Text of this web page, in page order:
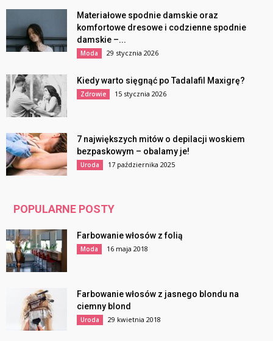
Materiałowe spodnie damskie oraz
komfortowe dresowe i codzienne spodnie
damskie –...
Moda 29 stycznia 2026
Kiedy warto sięgnąć po Tadalafil Maxigrę?
Zdrowie 15 stycznia 2026
7 największych mitów o depilacji woskiem
bezpaskowym – obalamy je!
Uroda 17 października 2025
POPULARNE POSTY
Farbowanie włosów z folią
Moda 16 maja 2018
Farbowanie włosów z jasnego blondu na
ciemny blond
Uroda 29 kwietnia 2018